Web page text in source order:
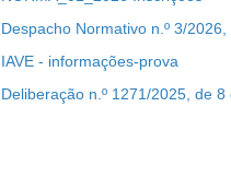
Despacho Normativo n.º 3/
IAVE - informações-prova
Deliberação n.º 1271/2025, de